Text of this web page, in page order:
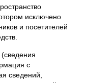
исключено
и посетителей
с
сведений,